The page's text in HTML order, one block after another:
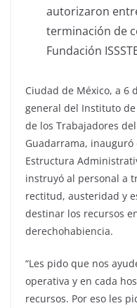
autorizaron
terminación de
Fundación
Ciudad de México, a 6
general del Instituto de
de los Trabajadores del
Guadarrama,
Estructura
instruyó al personal a
rectitud, austeridad y
destinar los recursos
derechohabiencia.
“Les pido que nos
operativa y en cada
recursos. Por eso les